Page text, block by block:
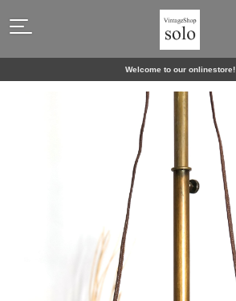
Welcome to our onlinestore!